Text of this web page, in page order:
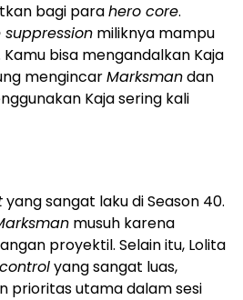
bagi parahero core.
miliknya mampu
bisa mengandalkan Kaja
mengincarMarksmandan
Kaja sering kali
yang sangat laku di Season 40.
musuh karena
proyektil. Selain itu, Lolita
yang sangat luas,
prioritas utama dalam sesi